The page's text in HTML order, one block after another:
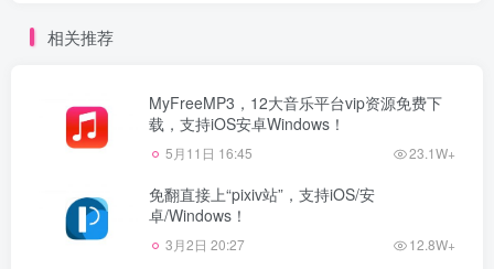
相关推荐
MyFreeMP3，12大音乐平台vip资源免费下
载，支持iOS安卓Windows！
5月11日 16:45 23.1W+
免翻直接上“pixiv站”，支持iOS/安
卓/Windows！
3月2日 20:27 12.8W+